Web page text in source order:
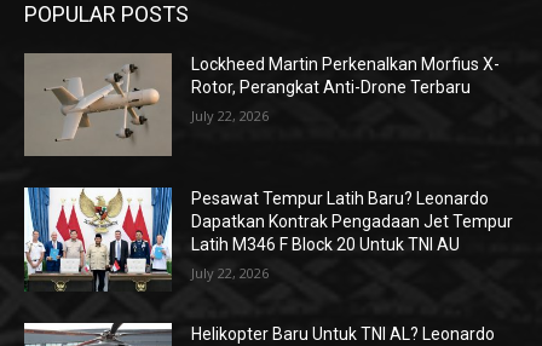
POPULAR POSTS
Lockheed Martin Perkenalkan Morfius X-
Rotor, Perangkat Anti-Drone Terbaru
July 22, 2026
Pesawat Tempur Latih Baru? Leonardo
Dapatkan Kontrak Pengadaan Jet Tempur
Latih M346 F Block 20 Untuk TNI AU
July 22, 2026
Helikopter Baru Untuk TNI AL? Leonardo